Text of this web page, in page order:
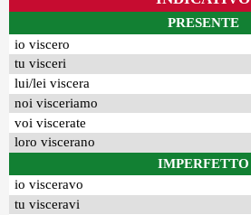
PRESENTE
io viscero
tu visceri
lui/lei viscera
noi visceriamo
voi viscerate
loro viscerano
IMPERFETTO
io visceravo
tu visceravi